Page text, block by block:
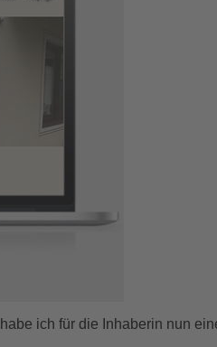
ich für die Inhaberin nun